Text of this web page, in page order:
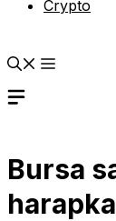
Crypto
Bursa